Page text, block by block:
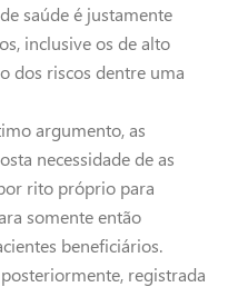
saúde é justamente
inclusive os de alto
dos riscos dentre uma
argumento, as
necessidade de as
rito próprio para
somente então
beneficiários.
registrada